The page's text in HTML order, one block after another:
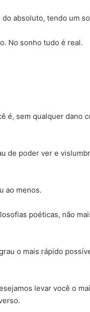
absoluto, tendo um
No sonho tudo é real.
é, sem qualquer dano
de poder ver e
ao menos.
poéticas, não
o mais rápido
levar você o